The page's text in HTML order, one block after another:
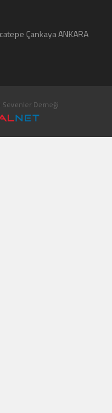
Çankaya ANKARA
Sevenler Derneği